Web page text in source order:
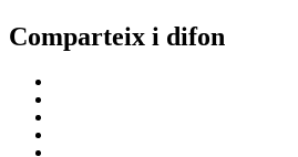
Comparteix i difon